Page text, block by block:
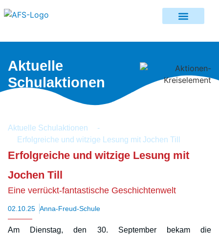
Aktuelle
Schulaktionen
Aktuelle Schulaktionen
-
Erfolgreiche und witzige Lesung mit Jochen Till
Erfolgreiche und witzige Lesung mit
Jochen Till
Eine verrückt-fantastische Geschichtenwelt
02.10.25 Anna-Freud-Schule
Am Dienstag, den 30. September bekam die